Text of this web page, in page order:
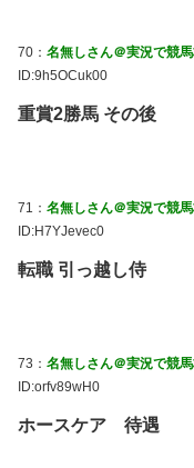
70： 名無しさん＠実況で競
ID:9h5OCuk00
重賞2勝馬 その後
71： 名無しさん＠実況で競
ID:H7YJevec0
転職 引っ越し侍
73： 名無しさん＠実況で競
ID:orfv89wH0
ホースケア 待遇